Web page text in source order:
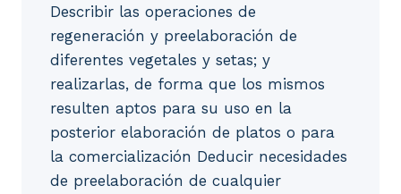
Describir las operaciones de
regeneración y preelaboración de
diferentes vegetales y setas; y
realizarlas, de forma que los mismos
resulten aptos para su uso en la
posterior elaboración de platos o para
la comercialización Deducir necesidades
de preelaboración de cualquier